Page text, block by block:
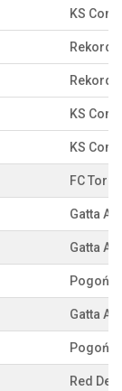
KS
Rekord
Rekord
KS
KS
FC Toruń
Gatta
Gatta
Pogoń
Gatta
Pogoń
Red